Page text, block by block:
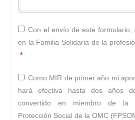
Con el envío de este formulario,
en la Familia Solidaria de la
*
Como MIR de primer año mi
hará efectiva hasta dos años
convertido en miembro de la
Protección Social de la OMC